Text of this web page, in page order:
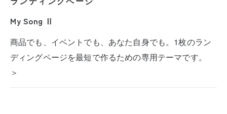
My Song Ⅱ
商品でも、イベントでも、あなた自身でも。1枚のラン
ディングページを最短で作るための専用テーマです。
＞